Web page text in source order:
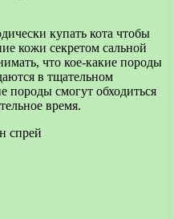
купать кота чтобы
кожи секретом сальной
что кое-какие породы
в тщательном
породы смогут обходиться
время.